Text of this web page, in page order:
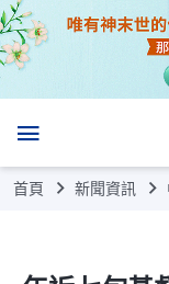
首頁 新聞資訊